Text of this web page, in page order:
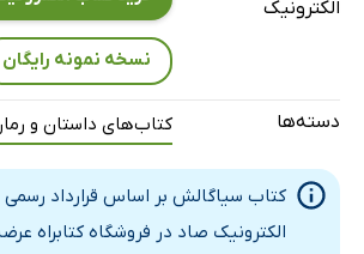
الکترونیک
نسخه نمونه رایگان
دسته‌ها کتاب‌های داستان و
کتاب سیاگالش بر اساس قرارداد رسمی
الکترونیک صاد در فروشگاه کتابراه